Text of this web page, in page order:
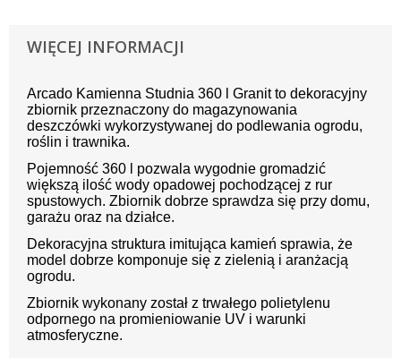
WIĘCEJ INFORMACJI
Arcado Kamienna Studnia 360 l Granit to dekoracyjny
zbiornik przeznaczony do magazynowania
deszczówki wykorzystywanej do podlewania ogrodu,
roślin i trawnika.
Pojemność 360 l pozwala wygodnie gromadzić
większą ilość wody opadowej pochodzącej z rur
spustowych. Zbiornik dobrze sprawdza się przy domu,
garażu oraz na działce.
Dekoracyjna struktura imitująca kamień sprawia, że
model dobrze komponuje się z zielenią i aranżacją
ogrodu.
Zbiornik wykonany został z trwałego polietylenu
odpornego na promieniowanie UV i warunki
atmosferyczne.